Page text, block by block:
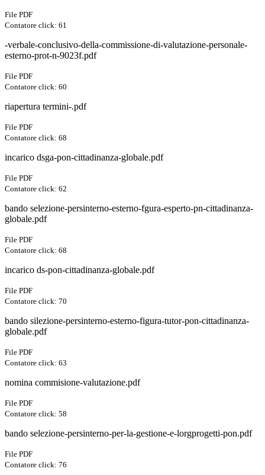
File PDF
Contatore click: 61
-verbale-conclusivo-della-commissione-di-valutazione-personale-
esterno-prot-n-9023f.pdf
File PDF
Contatore click: 60
riapertura termini-.pdf
File PDF
Contatore click: 68
incarico dsga-pon-cittadinanza-globale.pdf
File PDF
Contatore click: 62
bando selezione-persinterno-esterno-fgura-esperto-pn-cittadinanza-
globale.pdf
File PDF
Contatore click: 68
incarico ds-pon-cittadinanza-globale.pdf
File PDF
Contatore click: 70
bando silezione-persinterno-esterno-figura-tutor-pon-cittadinanza-
globale.pdf
File PDF
Contatore click: 63
nomina commisione-valutazione.pdf
File PDF
Contatore click: 58
bando selezione-persinterno-per-la-gestione-e-lorgprogetti-pon.pdf
File PDF
Contatore click: 76